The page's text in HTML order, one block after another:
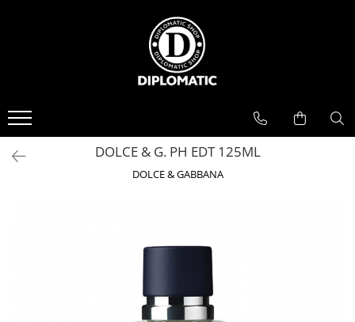
PARFUMURI
DOLCE & G. PH EDT 125ML
DOLCE & GABBANA